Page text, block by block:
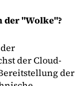
der "Wolke"?
der Cloud-
der